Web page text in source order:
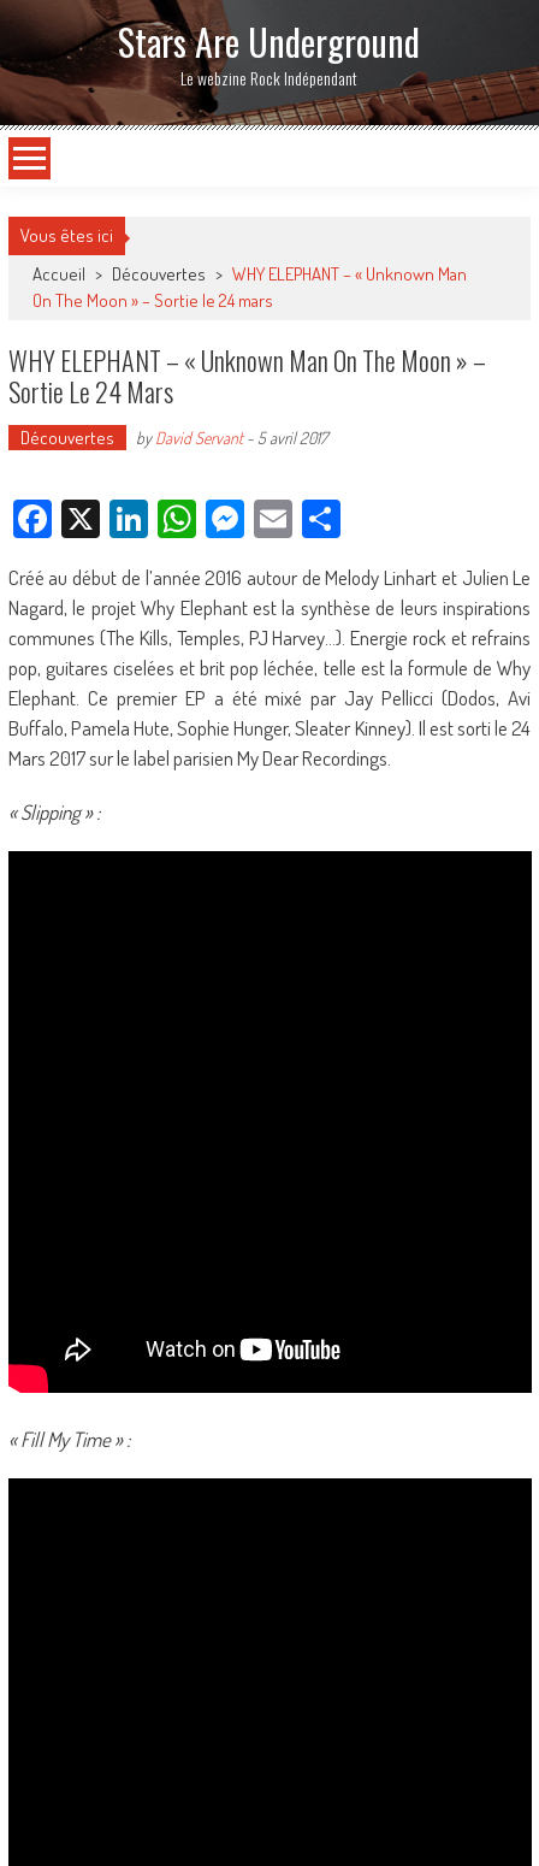
Stars Are Underground
Le webzine Rock Indépendant
Vous êtes ici
Accueil > Découvertes > WHY ELEPHANT – « Unknown Man
On The Moon » – Sortie le 24 mars
WHY ELEPHANT – « Unknown Man On The Moon » –
Sortie Le 24 Mars
Découvertes byDavid Servant- 5 avril 2017
Facebook
X LinkedIn
WhatsApp
Messenger
EmailPartager
Créé au début de l’année 2016 autour de Melody Linhart et Julien Le
Nagard, le projet Why Elephant est la synthèse de leurs inspirations
communes (The Kills, Temples, PJ Harvey…). Energie rock et refrains
pop, guitares ciselées et brit pop léchée, telle est la formule de Why
Elephant. Ce premier EP a été mixé par Jay Pellicci (Dodos, Avi
Buffalo, Pamela Hute, Sophie Hunger, Sleater Kinney). Il est sorti le 24
Mars 2017 sur le label parisien My Dear Recordings.
« Slipping » :
« Fill My Time » :